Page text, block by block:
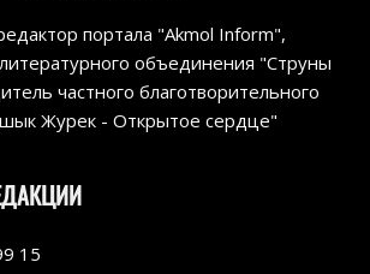
портала "Akmol Inform",
объединения "Струны
частного благотворительного
Журек - Открытое сердце"
15